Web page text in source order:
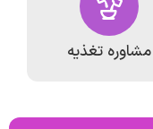
مشاوره تغذیه